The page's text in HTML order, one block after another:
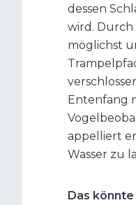
dessen
wird. Durch
möglichst
Entenfang
appelliert
Wasser zu
Das